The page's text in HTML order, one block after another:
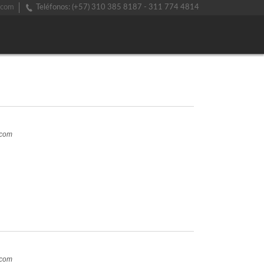
Teléfonos: (+57) 310 385 8187 - 311 774 4814